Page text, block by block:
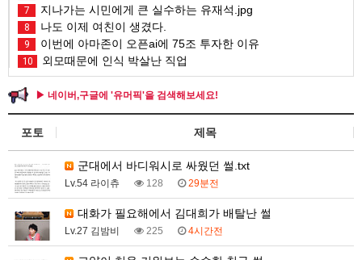
7 지나가는 시민에게 큰 실수하는 유재석.jpg
8 나도 이제 여친이 생겼다.
9 이번에 아마존이 오픈ai에 75조 투자한 이유
10 외모때문에 인식 박살난 직업
▶ 네이버,구글에 '유머픽'을 검색해보세요!
포토 제목
군대에서 바디워시로 싸웠던 썰.txt
Lv.54 라이츄 128 29분전
대화가 필요해에서 김대희가 배탈난 썰
Lv.27 김밤비 225 4시간전